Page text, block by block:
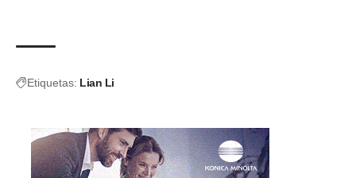
Etiquetas: Lian Li